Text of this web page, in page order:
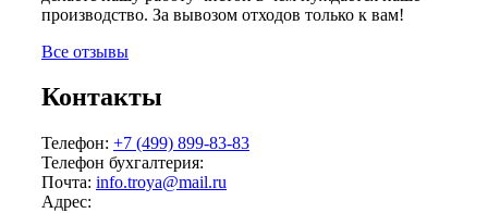
производство. За вывозом отходов только к вам!
Все отзывы
Контакты
Телефон: +7 (499) 899-83-83
Телефон бухгалтерия:
Почта: info.troya@mail.ru
Адрес: